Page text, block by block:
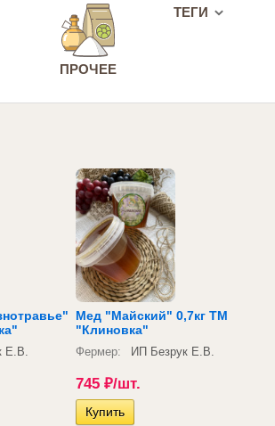
ПРОЧЕЕ
ТЕГИ
Е.В.
Мед "Майский" 0,7кг ТМ
"Клиновка"
Фермер: ИП Безрук Е.В.
745 ₽/шт.